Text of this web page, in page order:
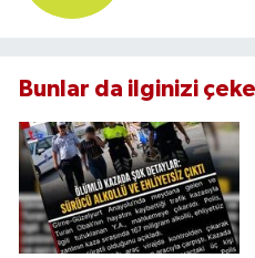
Bunlar da ilginizi